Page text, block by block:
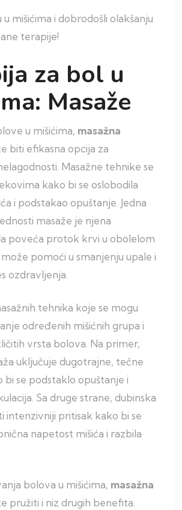
mišićima i dobrodošli olakšanju
terapije!
za bol u
Masaže
u mišićima, masažna
biti efikasna opcija za
Masažne tehnike se
kako bi se oslobodila
i podstakao opuštanje. Jedna
masaže je njena
poveća protok krvi u obolelom
pomoći u smanjenju upale i
ozdravljenja.
tehnika koje se mogu
određenih mišićnih grupa i
vrsta bolova. Na primer,
uključuje dugotrajne, tečne
se podstaklo opuštanje i
Sa druge strane, dubinska
intenzivniji pritisak kako bi se
napetost mišića i razbila
bolova u mišićima, masažna
pružiti i niz drugih benefita.